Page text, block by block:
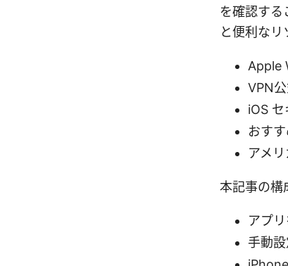
を確認する
と便利なリ
Apple
VPN
iOS
おす
アメ
本記事の構
アプ
手動設